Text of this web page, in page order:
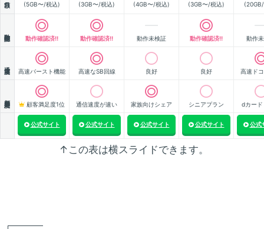
(5GB〜/税込)
(3GB〜/税込)
(4GB〜/税込)
(3GB〜/税込)
動作確認済!! 動作確認済!! 動作未検証 動作確認済!! 動作
高速バースト機能 高速なSB回線 良好 良好 高速ド
顧客満足度1位 通信速度が速い 家族向けシェア シニアプラン dカード
公式サイト 公式サイト 公式サイト 公式サイト 公式
↑この表は横スライドできます。